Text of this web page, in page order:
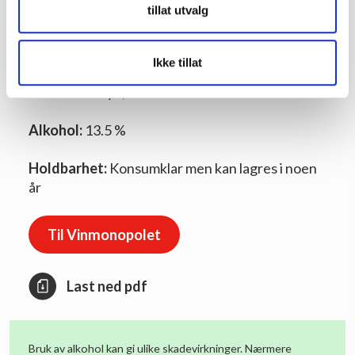
tillat utvalg
Ikke tillat
kirse- og bringebær. Smak tilsvarende med
innslag av krydder/vanilje.
Vinen modnes i franske eikefat, hvorav
en andel er nye, i omtrent 7 måneder
Alkohol: 13.5 %
Holdbarhet: Konsumklar men kan lagres i noen
år
Til Vinmonopolet
Last ned pdf
Bruk av alkohol kan gi ulike skadevirkninger. Nærmere